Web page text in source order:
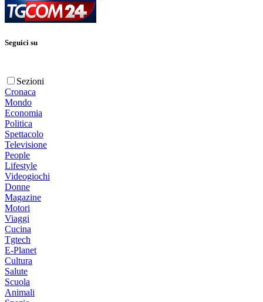
Seguici su
Sezioni
Cronaca
Mondo
Economia
Politica
Spettacolo
Televisione
People
Lifestyle
Videogiochi
Donne
Magazine
Motori
Viaggi
Cucina
Tgtech
E-Planet
Cultura
Salute
Scuola
Animali